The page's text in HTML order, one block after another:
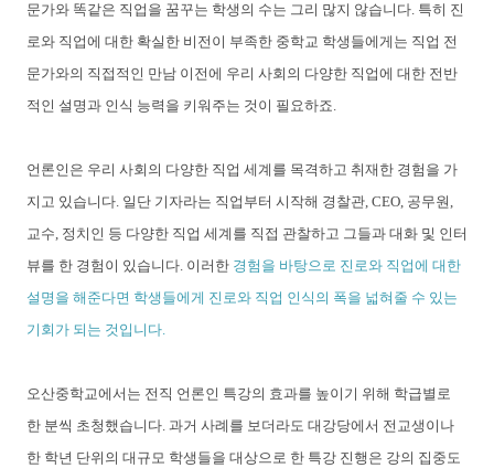
문가와 똑같은 직업을 꿈꾸는 학생의 수는 그리 많지 않습니다. 특히 진
로와 직업에 대한 확실한 비전이 부족한 중학교 학생들에게는 직업 전
문가와의 직접적인 만남 이전에 우리 사회의 다양한 직업에 대한 전반
적인 설명과 인식 능력을 키워주는 것이 필요하죠.
언론인은 우리 사회의 다양한 직업 세계를 목격하고 취재한 경험을 가
지고 있습니다. 일단 기자라는 직업부터 시작해 경찰관, CEO, 공무원,
교수, 정치인 등 다양한 직업 세계를 직접 관찰하고 그들과 대화 및 인터
뷰를 한 경험이 있습니다. 이러한 경험을 바탕으로 진로와 직업에 대한
설명을 해준다면 학생들에게 진로와 직업 인식의 폭을 넓혀줄 수 있는
기회가 되는 것입니다.
오산중학교에서는 전직 언론인 특강의 효과를 높이기 위해 학급별로
한 분씩 초청했습니다. 과거 사례를 보더라도 대강당에서 전교생이나
한 학년 단위의 대규모 학생들을 대상으로 한 특강 진행은 강의 집중도